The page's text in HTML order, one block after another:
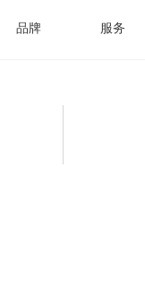
品牌 服务